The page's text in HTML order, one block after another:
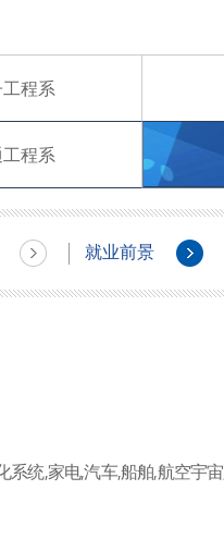
程系
程系
就业前景
统,家电,汽车,船舶,航空